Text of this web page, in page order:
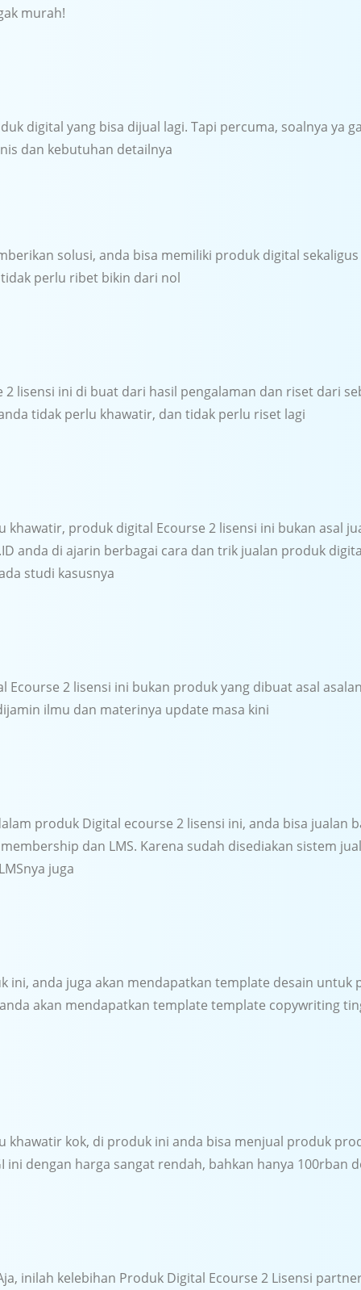
murah!
digital yang bisa dijual lagi. Tapi percuma, soalnya ya
dan kebutuhan detailnya
solusi, anda bisa memiliki produk digital
perlu ribet bikin dari nol
2 lisensi ini di buat dari hasil pengalaman dan riset dari
tidak perlu khawatir, dan tidak perlu riset lagi
khawatir, produk digital Ecourse 2 lisensi ini bukan asal
anda di ajarin berbagai cara dan trik jualan produk
studi kasusnya
Ecourse 2 lisensi ini bukan produk yang dibuat asal
ilmu dan materinya update masa kini
produk Digital ecourse 2 lisensi ini, anda bisa jualan
dan LMS. Karena sudah disediakan sistem
juga
ini, anda juga akan mendapatkan template desain untuk
akan mendapatkan template template copywriting
khawatir kok, di produk ini anda bisa menjual produk
ini dengan harga sangat rendah, bahkan hanya 100rban
inilah kelebihan Produk Digital Ecourse 2 Lisensi